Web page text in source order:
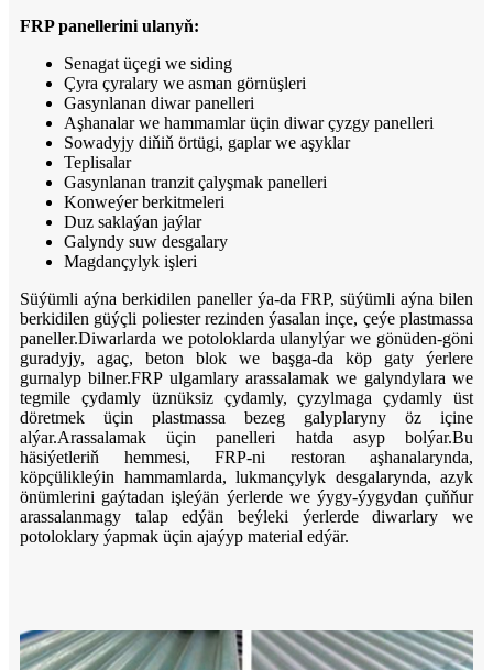
FRP panellerini ulanyň:
Senagat üçegi we siding
Çyra çyralary we asman görnüşleri
Gasynlanan diwar panelleri
Aşhanalar we hammamlar üçin diwar çyzgy panelleri
Sowadyjy diňiň örtügi, gaplar we aşyklar
Teplisalar
Gasynlanan tranzit çalyşmak panelleri
Konweýer berkitmeleri
Duz saklaýan jaýlar
Galyndy suw desgalary
Magdançylyk işleri
Süýümli aýna berkidilen paneller ýa-da FRP, süýümli aýna bilen
berkidilen güýçli poliester rezinden ýasalan inçe, çeýe plastmassa
paneller.Diwarlarda we potoloklarda ulanylýar we gönüden-göni
guradyjy, agaç, beton blok we başga-da köp gaty ýerlere
gurnalyp bilner.FRP ulgamlary arassalamak we galyndylara we
tegmile çydamly üznüksiz çydamly, çyzylmaga çydamly üst
döretmek üçin plastmassa bezeg galyplaryny öz içine
alýar.Arassalamak üçin panelleri hatda asyp bolýar.Bu
häsiýetleriň hemmesi, FRP-ni restoran aşhanalarynda,
köpçülikleýin hammamlarda, lukmançylyk desgalarynda, azyk
önümlerini gaýtadan işleýän ýerlerde we ýygy-ýygydan çuňňur
arassalanmagy talap edýän beýleki ýerlerde diwarlary we
potoloklary ýapmak üçin ajaýyp material edýär.